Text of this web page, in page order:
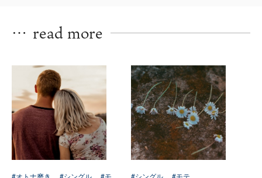
… read more
#オトナ磨き #シングル
#モ
#シングル #モテ